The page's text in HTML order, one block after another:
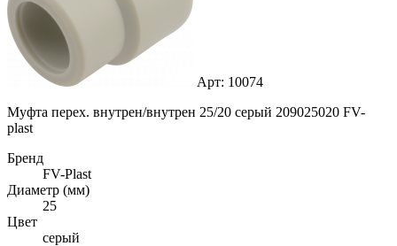
Арт: 10074
Муфта перех. внутрен/внутрен 25/20 серый 209025020 FV-
plast
Бренд
FV-Plast
Диаметр (мм)
25
Цвет
серый